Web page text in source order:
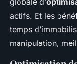
globale d’
actifs. Et les
temps
manipulation,